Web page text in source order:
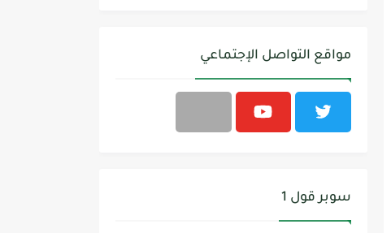
مواقع التواصل الإجتماعي
سوبر قول 1